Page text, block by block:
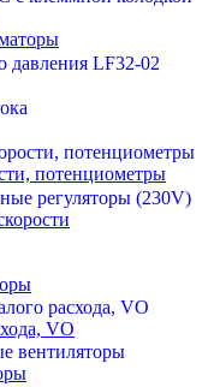
потенциометры
VO